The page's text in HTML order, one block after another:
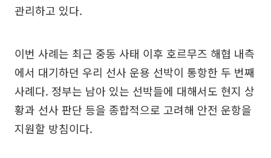
관리하고 있다.
이번 사례는 최근 중동 사태 이후 호르무즈 해협 내측
에서 대기하던 우리 선사 운용 선박이 통항한 두 번째
사례다. 정부는 남아 있는 선박들에 대해서도 현지 상
황과 선사 판단 등을 종합적으로 고려해 안전 운항을
지원할 방침이다.